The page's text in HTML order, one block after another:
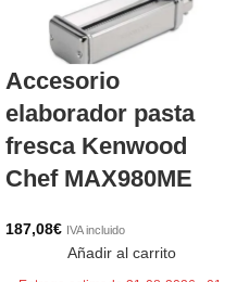
Accesorio
elaborador pasta
fresca Kenwood
Chef MAX980ME
187,08€ IVA incluido
Añadir al carrito